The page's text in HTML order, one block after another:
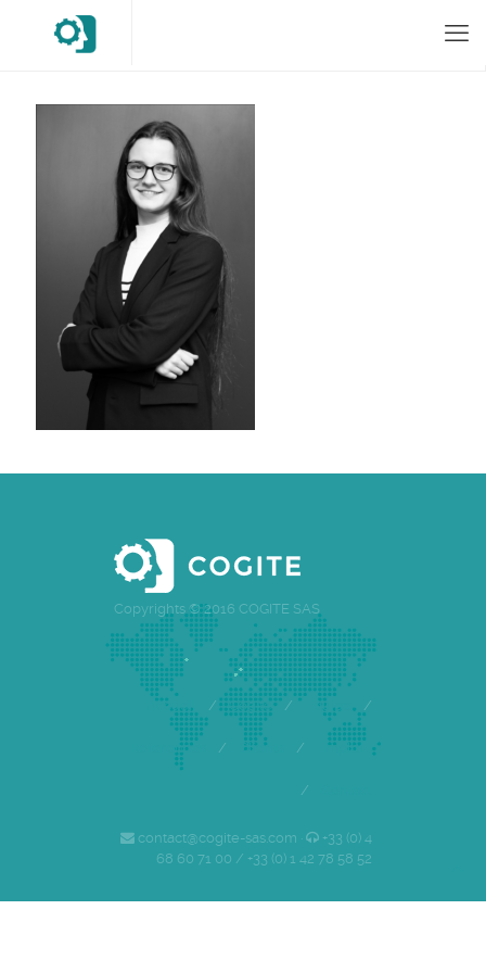
Copyrights © 2016 COGITE SAS
Accueil / Cogite / Equipe /
Références / Clients / Emploi
/
contact@cogite-sas.com ·
+33 (0) 4
68 60 71 00 / +33 (0) 1 42 78 58 52